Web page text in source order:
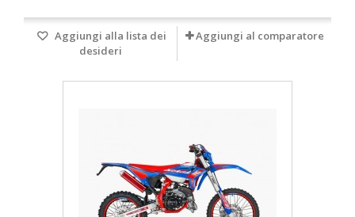
Aggiungi alla lista dei
desideri
Aggiungi al comparatore